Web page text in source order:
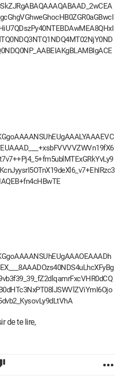
de te lire,